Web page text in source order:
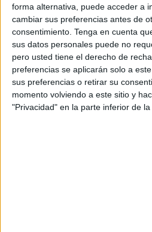
forma alternativa, puede acceder a
cambiar sus preferencias antes de
consentimiento. Tenga en cuenta
sus datos personales puede no
pero usted tiene el derecho de
preferencias se aplicarán solo a
sus preferencias o retirar su
momento volviendo a este sitio y
"Privacidad" en la parte inferior de la
Tags:
RelatedPosts
De Los Morancos
mensajes de
HACE 4 DÍAS